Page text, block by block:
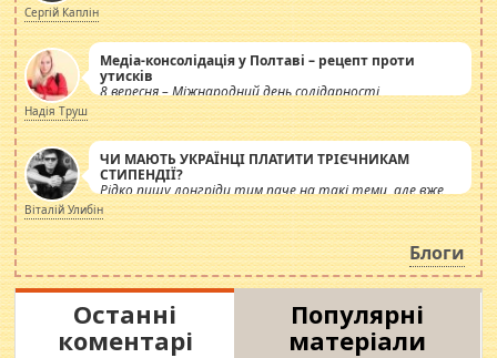
Сергій Каплін
Медіа-консолідація у Полтаві – рецепт проти
утисків
8 вересня – Міжнародний день солідарності
журналістів.
Надія Труш
ЧИ МАЮТЬ УКРАЇНЦІ ПЛАТИТИ ТРІЄЧНИКАМ
СТИПЕНДІЇ?
Рідко пишу лонгріди тим паче на такі теми, але вже
просто дістало! Обурюють сьогоднішні інсенуації
навколо стипендіального питання. Штучно
роздувається ще одна соціальна катастрофа.
Віталій Улибін
Блоги
Останні
коментарі
Популярні
матеріали